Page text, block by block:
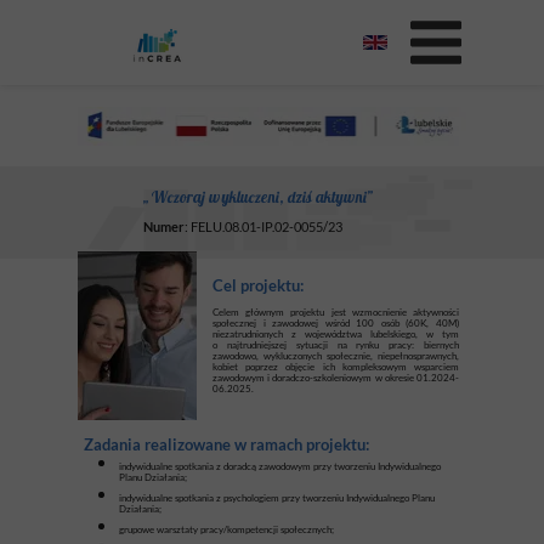
Numer: FELU.08.01-IP.02-0055/23
„Wczoraj wykluczeni, dziś aktywni”
Zadania realizowane w ramach projektu:
Cel projektu:
indywidualne spotkania z doradcą zawodowym przy tworzeniu Indywidualnego
Planu Działania;
indywidualne spotkania z psychologiem przy tworzeniu Indywidualnego Planu
Działania;
grupowe warsztaty pracy/kompetencji społecznych;
Celem głównym projektu jest wzmocnienie aktywności
społecznej i zawodowej wśród 100 osób (60K, 40M)
niezatrudnionych z województwa lubelskiego, w tym
o najtrudniejszej sytuacji na rynku pracy: biernych
zawodowo, wykluczonych społecznie, niepełnosprawnych,
kobiet poprzez objęcie ich kompleksowym wsparciem
zawodowym i doradczo-szkoleniowym w okresie 01.2024-
06.2025.